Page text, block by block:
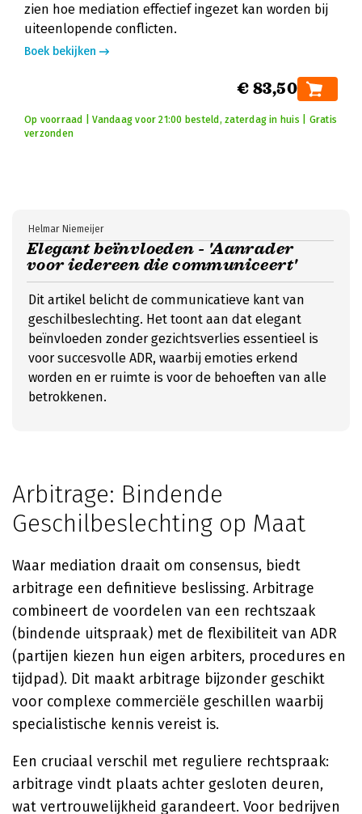
zien hoe mediation effectief ingezet kan worden bij
uiteenlopende conflicten.
Boek bekijken
€ 83,50
Op voorraad | Vandaag voor 21:00 besteld, zaterdag in huis | Gratis
verzonden
Elegant beïnvloeden - 'Aanrader
voor iedereen die communiceert'
Helmar Niemeijer
Dit artikel belicht de communicatieve kant van
geschilbeslechting. Het toont aan dat elegant
beïnvloeden zonder gezichtsverlies essentieel is
voor succesvolle ADR, waarbij emoties erkend
worden en er ruimte is voor de behoeften van alle
betrokkenen.
Arbitrage: Bindende
Geschilbeslechting op Maat
Waar mediation draait om consensus, biedt
arbitrage een definitieve beslissing. Arbitrage
combineert de voordelen van een rechtszaak
(bindende uitspraak) met de flexibiliteit van ADR
(partijen kiezen hun eigen arbiters, procedures en
tijdpad). Dit maakt arbitrage bijzonder geschikt
voor complexe commerciële geschillen waarbij
specialistische kennis vereist is.
Een cruciaal verschil met reguliere rechtspraak:
arbitrage vindt plaats achter gesloten deuren,
wat vertrouwelijkheid garandeert. Voor bedrijven